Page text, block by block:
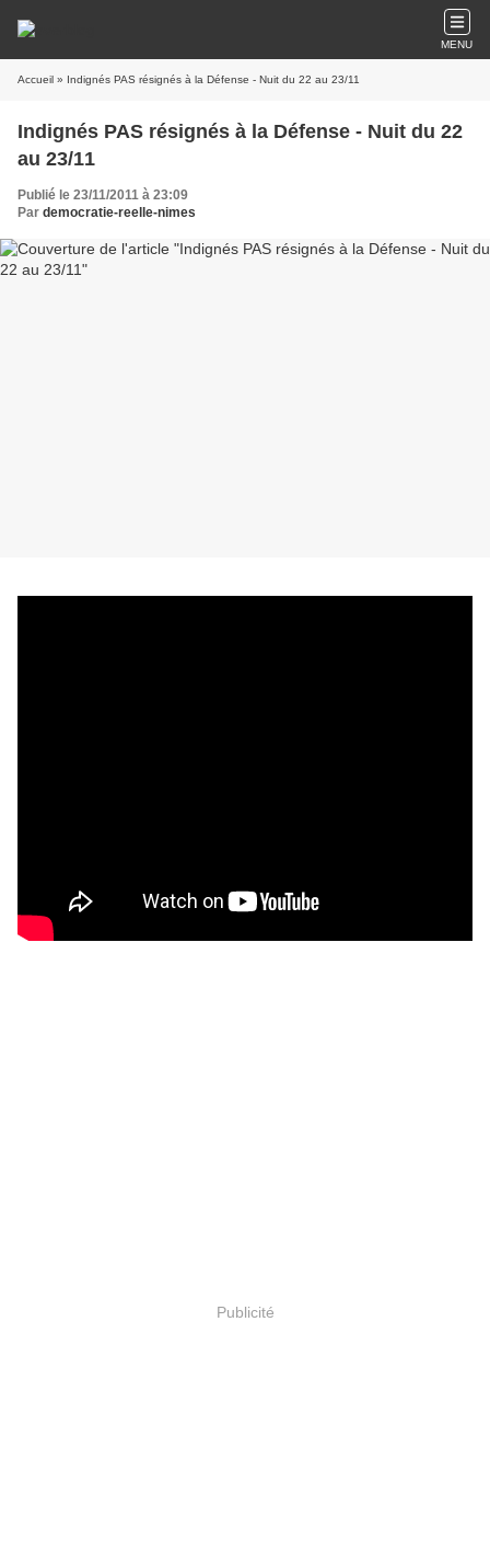
MENU
Accueil » Indignés PAS résignés à la Défense - Nuit du 22 au 23/11
Indignés PAS résignés à la Défense - Nuit du 22
au 23/11
Publié le 23/11/2011 à 23:09
Par democratie-reelle-nimes
Publicité